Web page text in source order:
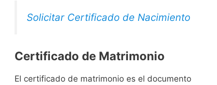
Solicitar Certificado de Nacimiento
Certificado de Matrimonio
El certificado de matrimonio es el documento